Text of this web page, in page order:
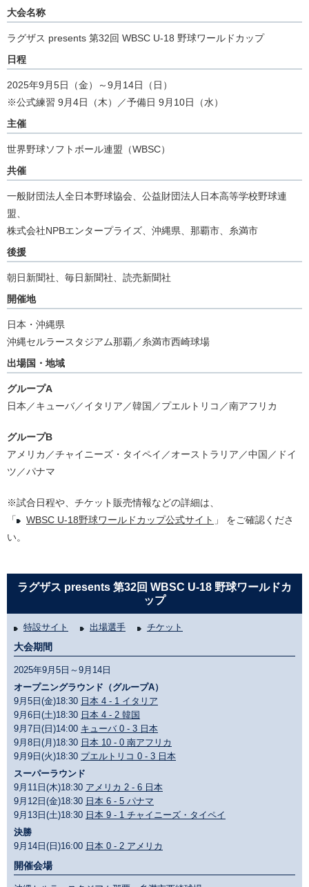
大会名称
ラグザス presents 第32回 WBSC U-18 野球ワールドカップ
日程
2025年9月5日（金）～9月14日（日）
※公式練習 9月4日（木）／予備日 9月10日（水）
主催
世界野球ソフトボール連盟（WBSC）
共催
一般財団法人全日本野球協会、公益財団法人日本高等学校野球連
盟、
株式会社NPBエンタープライズ、沖縄県、那覇市、糸満市
後援
朝日新聞社、毎日新聞社、読売新聞社
開催地
日本・沖縄県
沖縄セルラースタジアム那覇／糸満市西崎球場
出場国・地域
グループA
日本／キューバ／イタリア／韓国／プエルトリコ／南アフリカ
グループB
アメリカ／チャイニーズ・タイペイ／オーストラリア／中国／ドイ
ツ／パナマ
※試合日程や、チケット販売情報などの詳細は、
「
WBSC U-18野球ワールドカップ公式サイト 」 をご確認くださ
い。
ラグザス presents 第32回 WBSC U-18 野球ワールドカ
ップ
特設サイト 出場選手 チケット
大会期間
2025年9月5日～9月14日
オープニングラウンド（グループA）
9月5日(金)18:30 日本 4 - 1 イタリア
9月6日(土)18:30 日本 4 - 2 韓国
9月7日(日)14:00 キューバ 0 - 3 日本
9月8日(月)18:30 日本 10 - 0 南アフリカ
9月9日(火)18:30 プエルトリコ 0 - 3 日本
スーパーラウンド
9月11日(木)18:30 アメリカ 2 - 6 日本
9月12日(金)18:30 日本 6 - 5 パナマ
9月13日(土)18:30 日本 9 - 1 チャイニーズ・タイペイ
決勝
9月14日(日)16:00 日本 0 - 2 アメリカ
開催会場